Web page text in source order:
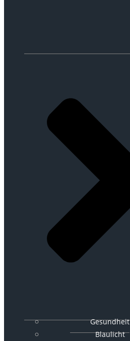
Gesundheit
Blaulicht